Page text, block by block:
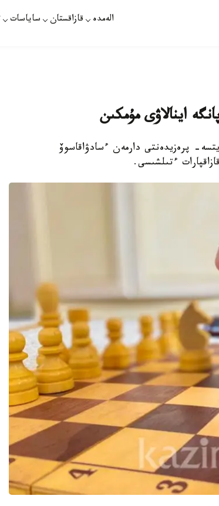
الەمدە قازاقستان ساياسات
اينالاۋى مۇمكىن
پرەزيدەنتى دارمەن ءسادۋاقاسوۆ
ءتىلشىسى.